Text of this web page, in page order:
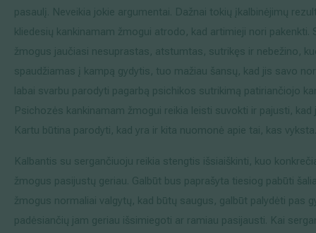
pasaulį. Neveikia jokie argumentai. Dažnai tokių įkalbinėjimų
kliedesių kankinamam žmogui atrodo, kad artimieji nori pakenkti.
žmogus jaučiasi nesuprastas, atstumtas, sutrikęs ir nebežino,
spaudžiamas į kampą gydytis, tuo mažiau šansų, kad jis savo
labai svarbu parodyti pagarbą psichikos sutrikimą patiriančiojo
Psichozės kankinamam žmogui reikia leisti suvokti ir pajusti,
Kartu būtina parodyti, kad yra ir kita nuomonė apie tai, kas vyksta.
Kalbantis su sergančiuoju reikia stengtis išsiaiškinti, kuo
žmogus pasijustų geriau. Galbūt bus paprašyta tiesiog pabūti
žmogus normaliai valgytų, kad būtų saugus, galbūt palydėti pas
padėsiančių jam geriau išsimiegoti ar ramiau pasijausti. Kai